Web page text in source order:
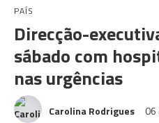
PAÍS
Direcção-
sábado com
nas urgências
Carolina Rodrigues 06